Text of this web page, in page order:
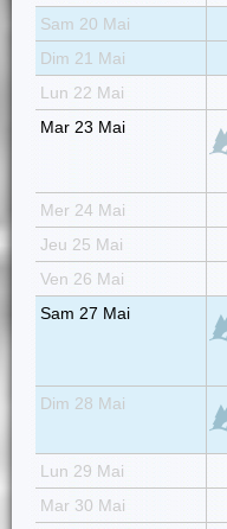
Sam 20 Mai
Dim 21 Mai
Lun 22 Mai
Mar 23 Mai
Mer 24 Mai
Jeu 25 Mai
Ven 26 Mai
Sam 27 Mai
Dim 28 Mai
Lun 29 Mai
Mar 30 Mai